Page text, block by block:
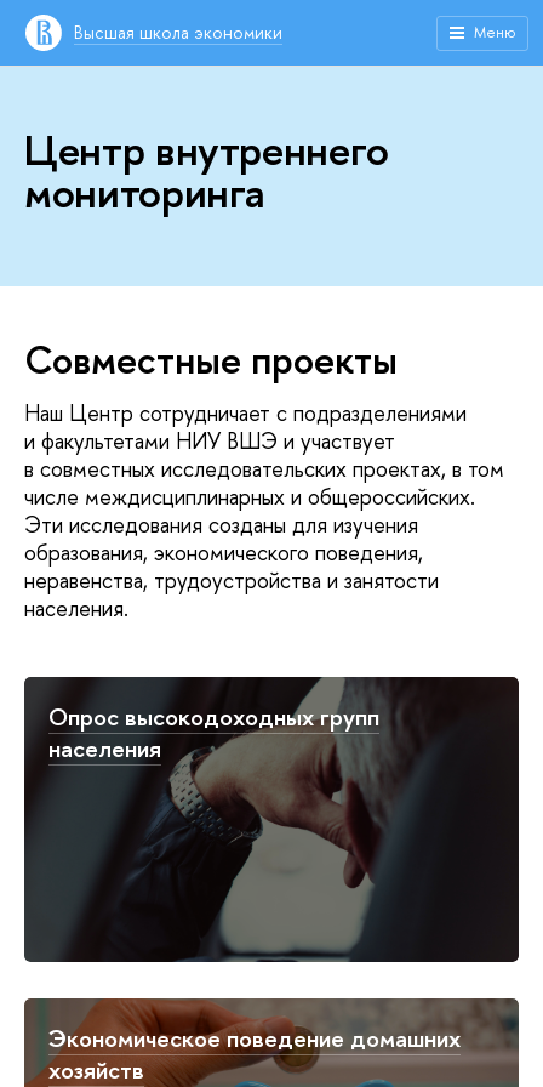
Высшая школа экономики Меню
Центр внутреннего
мониторинга
Совместные проекты
Наш Центр сотрудничает с подразделениями
и факультетами НИУ ВШЭ и участвует
в совместных исследовательских проектах, в том
числе междисциплинарных и общероссийских.
Эти исследования созданы для изучения
образования, экономического поведения,
неравенства, трудоустройства и занятости
населения.
Опрос высокодоходных групп
населения
Экономическое поведение домашних
хозяйств